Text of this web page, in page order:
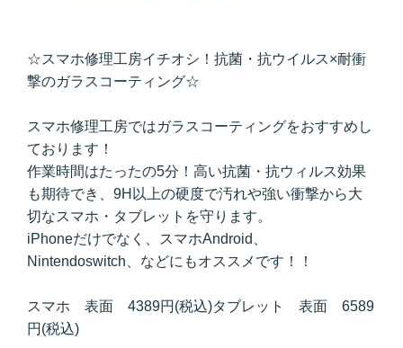
☆スマホ修理工房イチオシ！抗菌・抗ウイルス×耐衝
撃のガラスコーティング☆
スマホ修理工房ではガラスコーティングをおすすめし
ております！
作業時間はたったの5分！高い抗菌・抗ウィルス効果
も期待でき、9H以上の硬度で汚れや強い衝撃から大
切なスマホ・タブレットを守ります。
iPhoneだけでなく、スマホAndroid、
Nintendoswitch、などにもオススメです！！
スマホ 表面 4389円(税込)タブレット 表面 6589
円(税込)